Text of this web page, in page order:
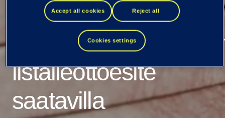
miljoonan euron
listalleottoesite
saatavilla
Accept all cookies Reject all
Cookies settings